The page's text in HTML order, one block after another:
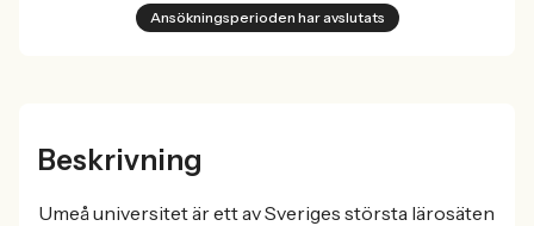
Ansökningsperioden har avslutats
Beskrivning
Umeå universitet är ett av Sveriges största lärosäten